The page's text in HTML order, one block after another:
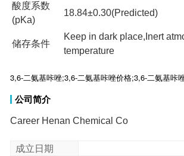
酸度系数
(pKa)
18.84±0.30(Predicted)
储存条件
Keep in dark place,Inert
temperature
3,6-二氨基咔唑;3,6-二氨基咔唑价格;3,6-二氨基咔
公司简介
Career Henan Chemical Co
成立日期